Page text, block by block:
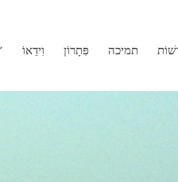
וִידֵאוֹ פִּתָרוֹן תמיכה